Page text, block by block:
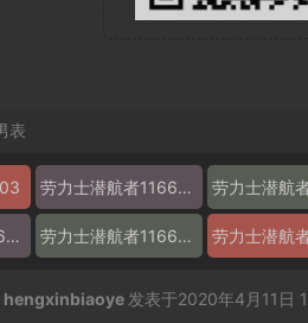
表
劳力士潜航者116613-LN-97203
劳力士潜航者116613-LN-97203多少钱 劳力士潜航者116613-LN-97203怎么样
hengxinbiaoye 发表于2020年4月11日